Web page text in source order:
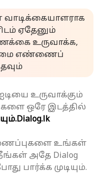
வாடிக்கையாளராக
ஏதேனும்
உருவாக்க,
எண்ணைப்
உருவாக்கும்
ஒரே இடத்தில்
Dialog.lk
உங்கள்
அதே Dialog
பார்க்க முடியும்.